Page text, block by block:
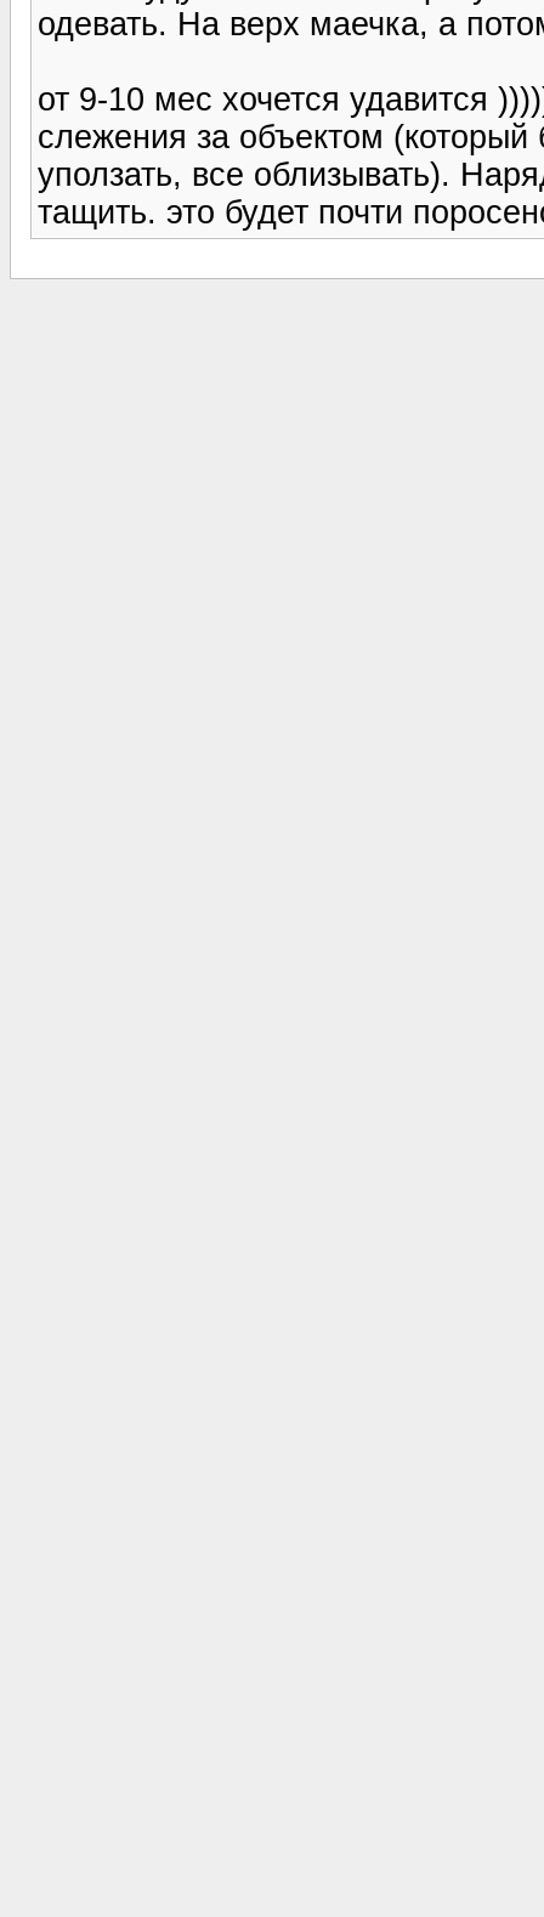
одевать. На верх маечка, а
от 9-10 мес хочется удавится
слежения за объектом
уползать, все облизывать).
тащить. это будет почти